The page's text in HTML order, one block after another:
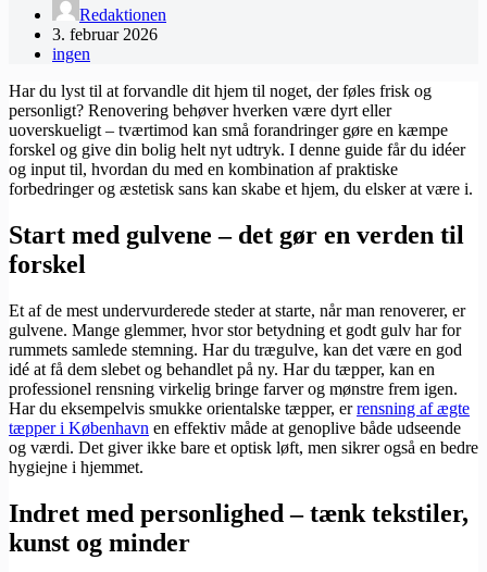
Redaktionen
3. februar 2026
ingen
Har du lyst til at forvandle dit hjem til noget, der føles frisk og
personligt? Renovering behøver hverken være dyrt eller
uoverskueligt – tværtimod kan små forandringer gøre en kæmpe
forskel og give din bolig helt nyt udtryk. I denne guide får du idéer
og input til, hvordan du med en kombination af praktiske
forbedringer og æstetisk sans kan skabe et hjem, du elsker at være i.
Start med gulvene – det gør en verden til
forskel
Et af de mest undervurderede steder at starte, når man renoverer, er
gulvene. Mange glemmer, hvor stor betydning et godt gulv har for
rummets samlede stemning. Har du trægulve, kan det være en god
idé at få dem slebet og behandlet på ny. Har du tæpper, kan en
professionel rensning virkelig bringe farver og mønstre frem igen.
Har du eksempelvis smukke orientalske tæpper, errensning af ægte
tæpper i København en effektiv måde at genoplive både udseende
og værdi. Det giver ikke bare et optisk løft, men sikrer også en bedre
hygiejne i hjemmet.
Indret med personlighed – tænk tekstiler,
kunst og minder